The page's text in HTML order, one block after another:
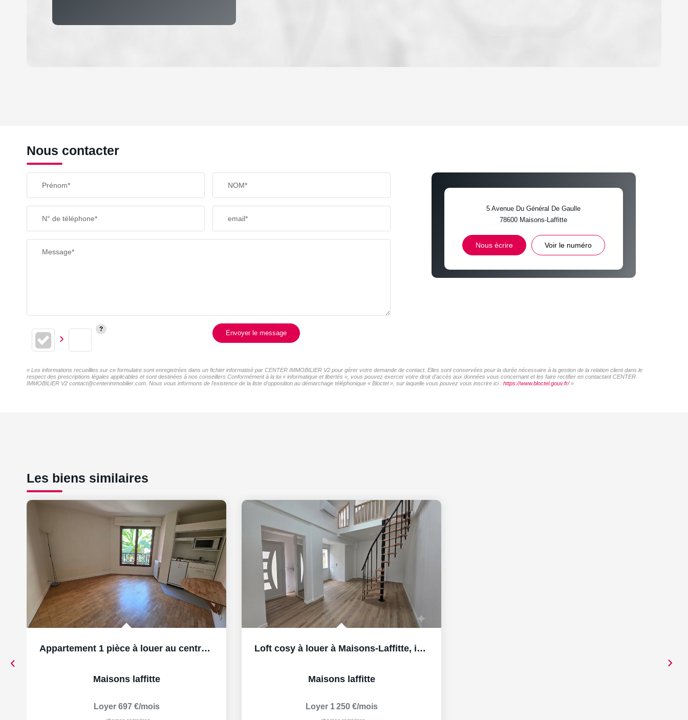
TAXE FONCIÈRE
SUPERFICIE : ECOLES ET CRÈCHES
RESTAURANTS ET CAFÉS COMMERCES
Nous contacter
Prénom* NOM*
N° de téléphone* email*
Message*
Envoyer le message
5 Avenue Du Général De Gaulle
78600 Maisons-Laffitte
Nous écrire Voir le numéro
« Les informations recueillies sur ce formulaire sont enregistrées dans un fichier informatisé par CENTER IMMOBILIER V2 pour gérer votre demande de contact. Elles sont conservées pour la durée nécessaire à la gestion de la relation client dans le
respect des prescriptions légales applicables et sont destinées à nos conseillers Conformément à la loi « informatique et libertés », vous pouvez exercer votre droit d'accès aux données vous concernant et les faire rectifier en contactant CENTER
IMMOBILIER V2 contact@centerimmobilier.com. Nous vous informons de l'existence de la liste d'opposition au démarchage téléphonique « Bloctel », sur laquelle vous pouvez vous inscrire ici : https://www.bloctel.gouv.fr/»
Les biens similaires
Appartement 1 pièce à louer au centre-ville de...
Maisons laffitte
Loyer 697 €/mois
Loft cosy à louer à Maisons-Laffitte, idéalement situé !
Maisons laffitte
Loyer 1 250 €/mois